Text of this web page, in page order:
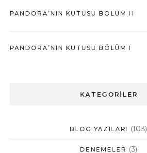
PANDORA’NIN KUTUSU BÖLÜM II
PANDORA’NIN KUTUSU BÖLÜM I
KATEGORILER
BLOG YAZILARI (103)
DENEMELER (3)